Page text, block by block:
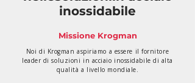
inossidabile
Missione Krogman
Noi di Krogman aspiriamo a essere il fornitore
leader di soluzioni in acciaio inossidabile di alta
qualità a livello mondiale.